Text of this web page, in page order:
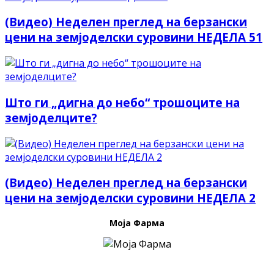
(Видео) Неделен преглед на берзански
цени на земјоделски суровини НЕДЕЛА 51
Што ги „дигна до небо“ трошоците на
земјоделците?
(Видео) Неделен преглед на берзански
цени на земјоделски суровини НЕДЕЛА 2
Моја Фарма